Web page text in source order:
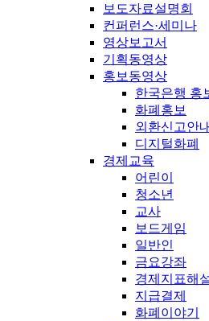
보도자료설명회
컨퍼런스·세미나
영상보고서
기획동영상
홍보동영상
한국은행 홍
화폐홍보
외환신고안내
디지털화폐
경제교육
어린이
청소년
교사
보드게임
일반인
금요강좌
경제지표해
지급결제
화폐이야기